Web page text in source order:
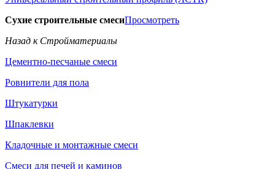
Сухие строительные смесиПросмотреть
Назад к Стройматериалы
Цементно-песчаные смеси
Ровнители для пола
Штукатурки
Шпаклевки
Кладочные и монтажные смеси
Смеси для печей и каминов